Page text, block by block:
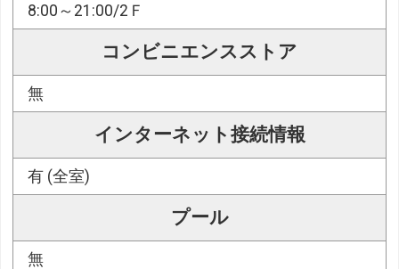
8:00～21:00/2Ｆ
コンビニエンスストア
無
インターネット接続情報
有 (全室)
プール
無